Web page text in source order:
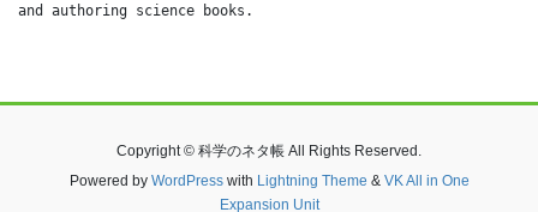
and authoring science books.
Copyright © 科学のネタ帳 All Rights Reserved.
Powered by WordPresswith Lightning Theme & VK All in One
Expansion Unit